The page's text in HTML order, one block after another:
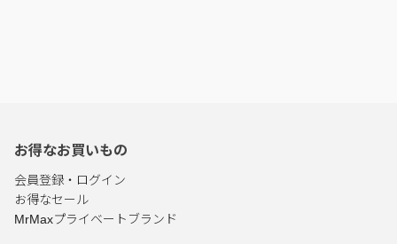
お得なお買いもの
会員登録・ログイン
お得なセール
MrMaxプライベートブランド